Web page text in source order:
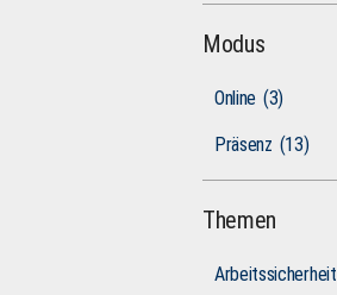
Modus
Online (3)
Präsenz (13)
Themen
Arbeitssicherheit